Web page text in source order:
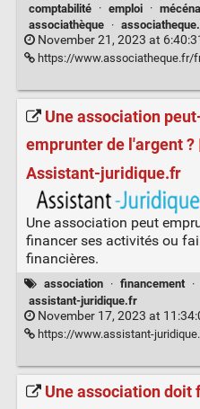
comptabilité
· emploi ·
associathèque
·
November 21, 2023 at
https://www.associatheque.fr/fr/avis-expert-action-responsabilite-insuffisance-
Une association
emprunter de l'argent ? |
Assistant-juridique.fr
Une association peut
financer ses activités ou
financières.
association · financement ·
assistant-juridique.fr
November 17, 2023 at
https://www.assistant-
Une association doit